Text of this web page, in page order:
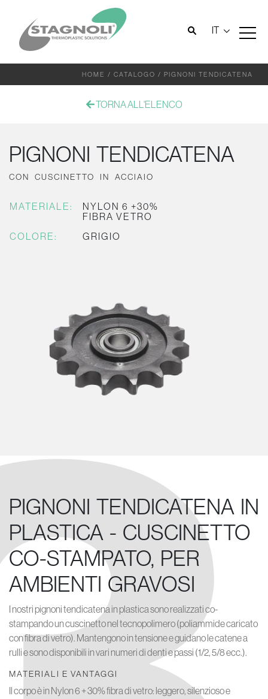
IT
HOME / CATALOGO / PIGNONI TENDICATENA
TORNA ALL'ELENCO
PIGNONI TENDICATENA
CON CUSCINETTO IN ACCIAIO
MATERIALE:
NYLON 6 +30%
FIBRA VETRO
COLORE:
GRIGIO
PIGNONI TENDICATENA IN
PLASTICA - CUSCINETTO
CO-STAMPATO, PER
AMBIENTI GRAVOSI
I nostri pignoni tendicatena in plastica sono realizzati co-
stampando un cuscinetto nel tecnopolimero (poliammide caricato
con fibra di vetro). Mantengono in tensione e guidano le catene a
rulli e sono disponibili in vari numeri di denti e passi (1/2, 5/8 ecc.).
MATERIALI E VANTAGGI
Il corpo è in Nylon 6 + 30% fibra di vetro: leggero, silenzioso e